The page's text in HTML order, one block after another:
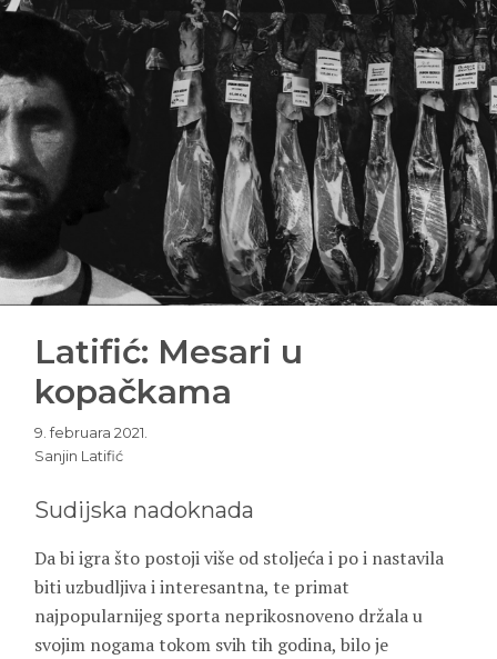
Latifić: Mesari u
kopačkama
9. februara 2021.
Sanjin Latifić
Sudijska nadoknada
Da bi igra što postoji više od stoljeća i po i nastavila
biti uzbudljiva i interesantna, te primat
najpopularnijeg sporta neprikosnoveno držala u
svojim nogama tokom svih tih godina, bilo je